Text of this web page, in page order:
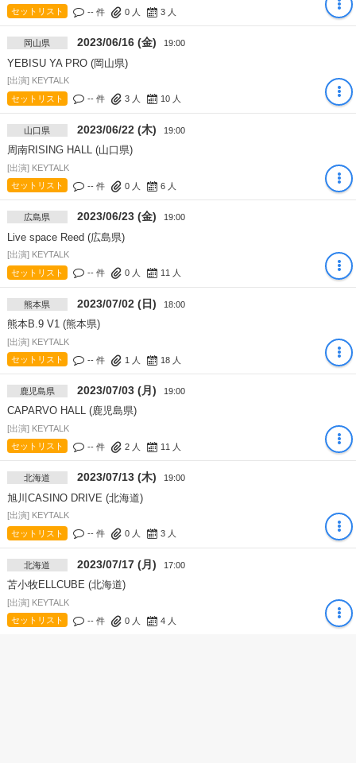
セットリスト
-- 件 0人 3人
岡山県 2023/06/16 (金) 19:00
YEBISU YA PRO (岡山県)
[出演] KEYTALK
セットリスト
-- 件 3人 10人
山口県 2023/06/22 (木) 19:00
周南RISING HALL (山口県)
[出演] KEYTALK
セットリスト
-- 件 0人 6人
広島県 2023/06/23 (金) 19:00
Live space Reed (広島県)
[出演] KEYTALK
セットリスト
-- 件 0人 11 人
熊本県 2023/07/02 (日) 18:00
熊本B.9 V1 (熊本県)
[出演] KEYTALK
セットリスト
-- 件 1 人 18人
鹿児島県 2023/07/03 (月) 19:00
CAPARVO HALL (鹿児島県)
[出演] KEYTALK
セットリスト
-- 件 2人 11 人
北海道 2023/07/13 (木) 19:00
旭川CASINO DRIVE (北海道)
[出演] KEYTALK
セットリスト
-- 件 0人 3人
北海道 2023/07/17 (月) 17:00
苫小牧ELLCUBE (北海道)
[出演] KEYTALK
セットリスト
-- 件 0人 4人